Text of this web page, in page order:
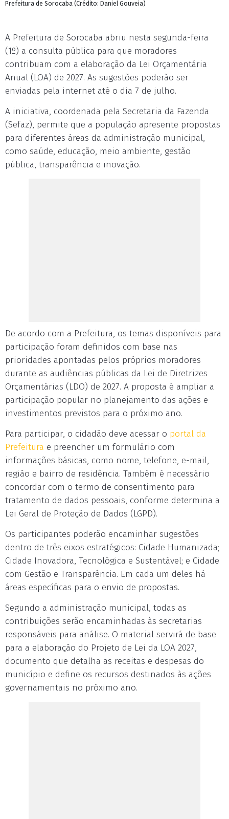
Prefeitura de Sorocaba (Crédito: Daniel Gouveia)
A Prefeitura de Sorocaba abriu nesta segunda-feira
(1º) a consulta pública para que moradores
contribuam com a elaboração da Lei Orçamentária
Anual (LOA) de 2027. As sugestões poderão ser
enviadas pela internet até o dia 7 de julho.
A iniciativa, coordenada pela Secretaria da Fazenda
(Sefaz), permite que a população apresente propostas
para diferentes áreas da administração municipal,
como saúde, educação, meio ambiente, gestão
pública, transparência e inovação.
De acordo com a Prefeitura, os temas disponíveis para
participação foram definidos com base nas
prioridades apontadas pelos próprios moradores
durante as audiências públicas da Lei de Diretrizes
Orçamentárias (LDO) de 2027. A proposta é ampliar a
participação popular no planejamento das ações e
investimentos previstos para o próximo ano.
Para participar, o cidadão deve acessar o portal da
Prefeitura e preencher um formulário com
informações básicas, como nome, telefone, e-mail,
região e bairro de residência. Também é necessário
concordar com o termo de consentimento para
tratamento de dados pessoais, conforme determina a
Lei Geral de Proteção de Dados (LGPD).
Os participantes poderão encaminhar sugestões
dentro de três eixos estratégicos: Cidade Humanizada;
Cidade Inovadora, Tecnológica e Sustentável; e Cidade
com Gestão e Transparência. Em cada um deles há
áreas específicas para o envio de propostas.
Segundo a administração municipal, todas as
contribuições serão encaminhadas às secretarias
responsáveis para análise. O material servirá de base
para a elaboração do Projeto de Lei da LOA 2027,
documento que detalha as receitas e despesas do
município e define os recursos destinados às ações
governamentais no próximo ano.